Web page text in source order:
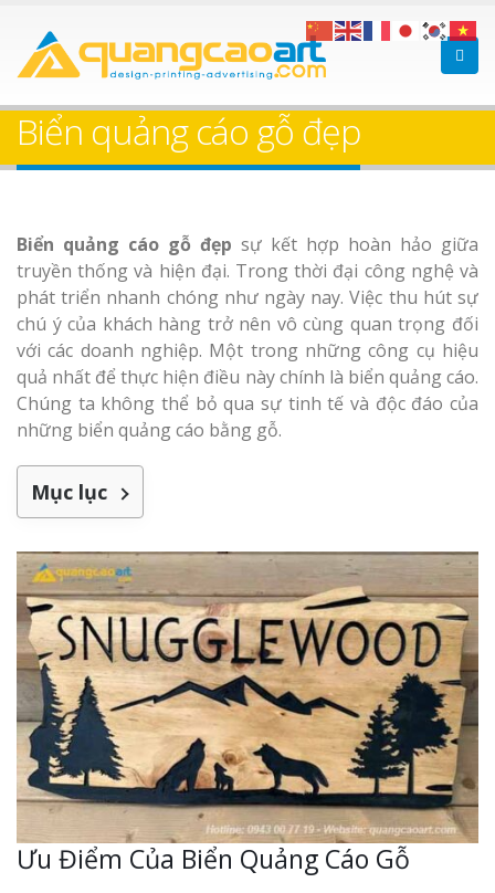
Biển quảng cáo gỗ đẹp
Biển quảng cáo gỗ đẹp sự kết hợp hoàn hảo giữa
truyền thống và hiện đại. Trong thời đại công nghệ và
phát triển nhanh chóng như ngày nay. Việc thu hút sự
chú ý của khách hàng trở nên vô cùng quan trọng đối
với các doanh nghiệp. Một trong những công cụ hiệu
quả nhất để thực hiện điều này chính là biển quảng cáo.
Chúng ta không thể bỏ qua sự tinh tế và độc đáo của
những biển quảng cáo bằng gỗ.
Mục lục
Ưu Điểm Của Biển Quảng Cáo Gỗ
Làm bảng hiệu gỗ tại
Bảng gỗ treo cửa
theo yêu cầu
Làm bảng hiệu gỗ tại
Biên Hòa
Làm bảng hiệu gỗ tại
Nghệ An
Làm Biển
Làm biển
Thuận An
Dương
Làm biển
tóc Thuận An
Thi công
cáo Vinh